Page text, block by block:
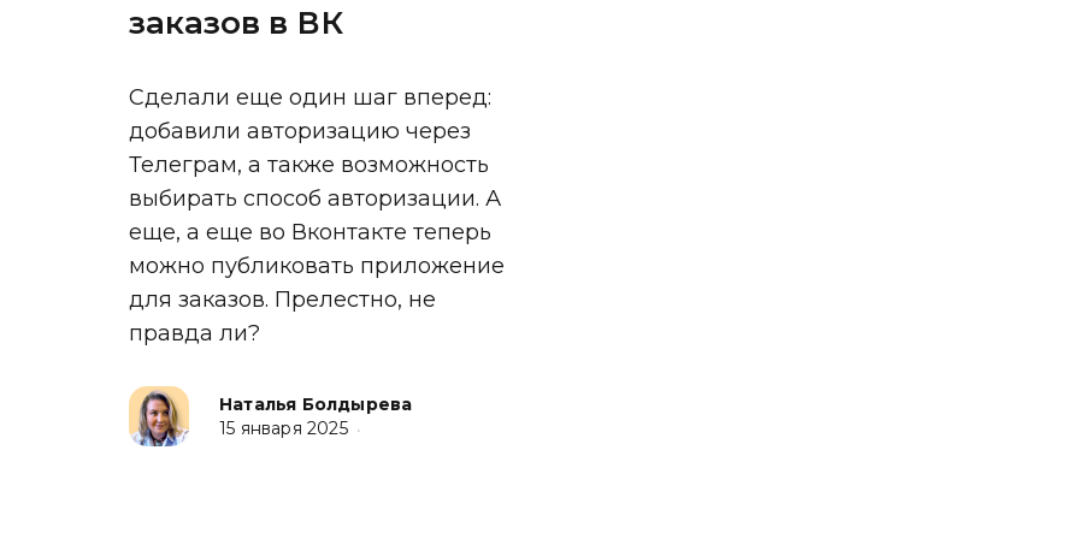
заказов в ВК
Сделали еще один шаг вперед:
добавили авторизацию через
Телеграм, а также возможность
выбирать способ авторизации. А
еще, а еще во Вконтакте теперь
можно публиковать приложение
для заказов. Прелестно, не
правда ли?
Наталья Болдырева
15 января 2025 •
📚
📚
🍔
🍔